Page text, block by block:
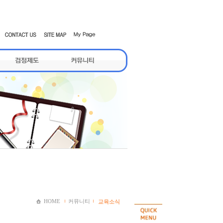
HOME 커뮤니티 교육소식